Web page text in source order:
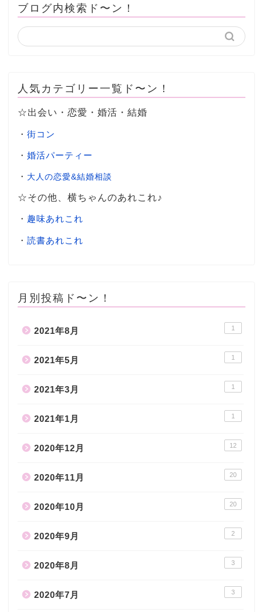
ブログ内検索ド〜ン！
人気カテゴリー一覧ド〜ン！
☆出会い・恋愛・婚活・結婚
・ 街コン
・ 婚活パーティー
・ 大人の恋愛&結婚相談
☆その他、横ちゃんのあれこれ♪
・ 趣味あれこれ
・ 読書あれこれ
月別投稿ド〜ン！
2021年8月 1
2021年5月 1
2021年3月 1
2021年1月 1
2020年12月 12
2020年11月 20
2020年10月 20
2020年9月 2
2020年8月 3
2020年7月 3